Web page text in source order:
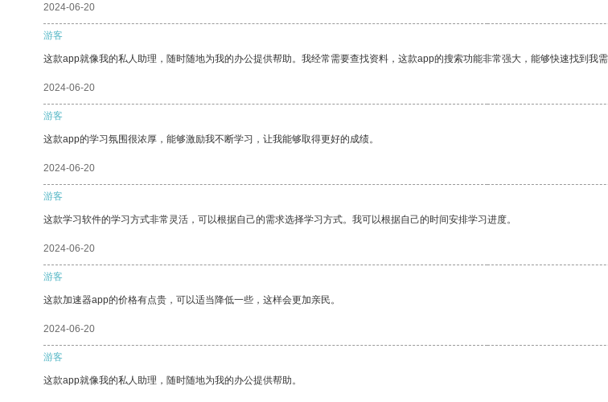
2024-06-20
游客
这款app就像我的私人助理，随时随地为我的办公提供帮助。我经常需要查找资料，这款app的搜索功能非常强大，能够快速找到我需
2024-06-20
游客
这款app的学习氛围很浓厚，能够激励我不断学习，让我能够取得更好的成绩。
2024-06-20
游客
这款学习软件的学习方式非常灵活，可以根据自己的需求选择学习方式。我可以根据自己的时间安排学习进度。
2024-06-20
游客
这款加速器app的价格有点贵，可以适当降低一些，这样会更加亲民。
2024-06-20
游客
这款app就像我的私人助理，随时随地为我的办公提供帮助。